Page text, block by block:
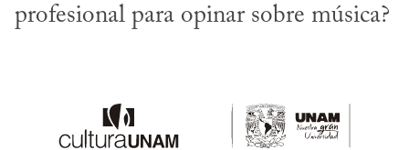
profesional para opinar sobre música?